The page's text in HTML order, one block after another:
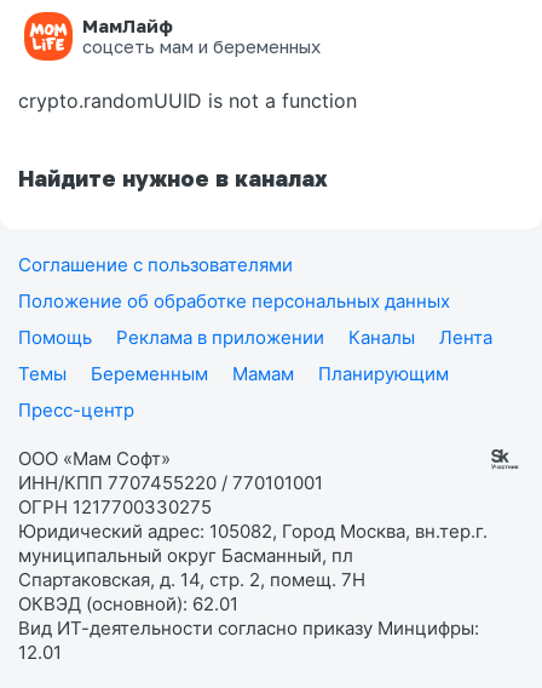
МамЛайф
соцсеть мам и беременных
Ошибка на странице
crypto.randomUUID is not a function
Найдите нужное в каналах
Соглашение с пользователями
Положение об обработке персональных данных
Помощь
Реклама в приложении Каналы
Лента
Темы
Беременным Мамам
Планирующим
Пресс-центр
ООО «Мам Софт»
ИНН/КПП 7707455220 / 770101001
ОГРН 1217700330275
Юридический адрес: 105082, Город Москва, вн.тер.г.
муниципальный округ Басманный, пл
Спартаковская, д. 14, стр. 2, помещ. 7Н
ОКВЭД (основной): 62.01
Вид ИТ-деятельности согласно приказу Минцифры:
12.01